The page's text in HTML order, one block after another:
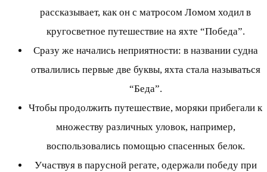
рассказывает, как он с матросом Ломом ходил в
кругосветное путешествие на яхте “Победа”.
Сразу же начались неприятности: в названии судна
отвалились первые две буквы, яхта стала называться
“Беда”.
Чтобы продолжить путешествие, моряки прибегали к
множеству различных уловок, например,
воспользовались помощью спасенных белок.
Участвуя в парусной регате, одержали победу при